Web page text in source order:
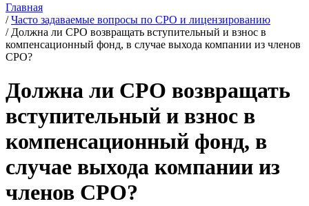
Главная
/Часто задаваемые вопросы по СРО и лицензированию
/ Должна ли СРО возвращать вступительный и взнос в
компенсационный фонд, в случае выхода компании из членов
СРО?
Должна ли СРО возвращать
вступительный и взнос в
компенсационный фонд, в
случае выхода компании из
членов СРО?